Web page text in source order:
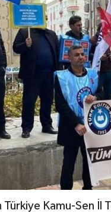
Kamu-Sen İl